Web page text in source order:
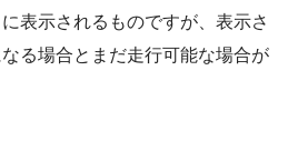
表示されるものですが、表示さ
る場合とまだ走行可能な場合が